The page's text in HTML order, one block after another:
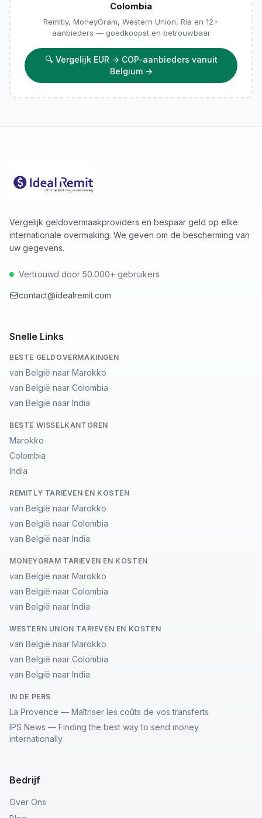
Colombia
Remitly, MoneyGram, Western Union, Ria en 12+
aanbieders — goedkoopst en betrouwbaar
🔍 Vergelijk EUR → COP-aanbieders vanuit
Belgium→
Vergelijk geldovermaakproviders en bespaar geld op elke
internationale overmaking. We geven om de bescherming van
uw gegevens.
Vertrouwd door 50.000+ gebruikers
contact@idealremit.com
Snelle Links
BESTE GELDOVERMAKINGEN
van België naar Marokko
van België naar Colombia
van België naar India
BESTE WISSELKANTOREN
Marokko
Colombia
India
REMITLY TARIEVEN EN KOSTEN
van België naar Marokko
van België naar Colombia
van België naar India
MONEYGRAM TARIEVEN EN KOSTEN
van België naar Marokko
van België naar Colombia
van België naar India
WESTERN UNION TARIEVEN EN KOSTEN
van België naar Marokko
van België naar Colombia
van België naar India
IN DE PERS
La Provence — Maîtriser les coûts de vos transferts
IPS News — Finding the best way to send money
internationally
Bedrijf
Over Ons